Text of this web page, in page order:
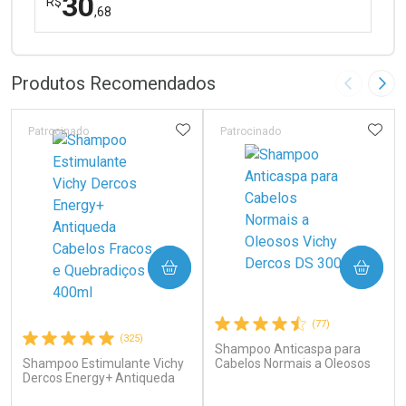
,68
Laboratório
Ativar Desconto
Comprar sem Desconto
Por Menos
Comprar sem Desconto
Produtos Recomendados Imagem
(325)
Shampoo Estimulante Vichy
Dercos Energy+ Antiqueda
Patrocinado ADICIONAR AOS FAVORITOS
COMPRAR
(77)
Shampoo Anticaspa para
Cabelos Normais a Oleosos
Patrocinado
COMPRAR